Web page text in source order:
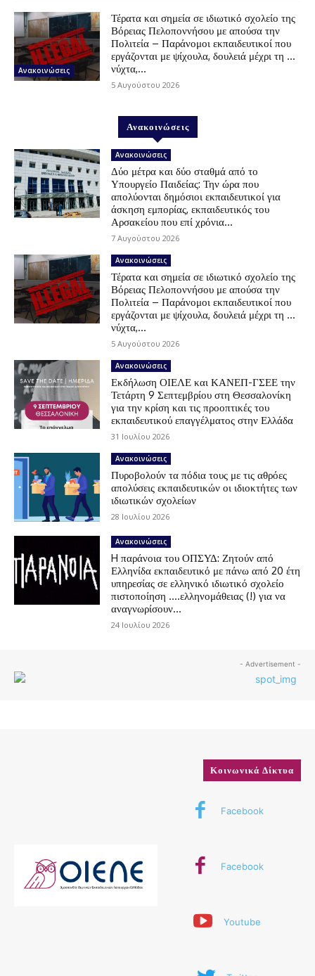
Ανακοινώσεις
Τέρατα και σημεία σε ιδιωτικό σχολείο της
Βόρειας Πελοποννήσου με απούσα την
Πολιτεία – Παράνομοι εκπαιδευτικοί που
εργάζονται με ψίχουλα, δουλειά μέχρι τη …
νύχτα,...
5 Αυγούστου 2026
Ανακοινώσεις
Ανακοινώσεις
Δύο μέτρα και δύο σταθμά από το
Υπουργείο Παιδείας: Την ώρα που
απολύονται δημόσιοι εκπαιδευτικοί για
άσκηση εμπορίας, εκπαιδευτικός του
Αρσακείου που επί χρόνια...
7 Αυγούστου 2026
Ανακοινώσεις
Τέρατα και σημεία σε ιδιωτικό σχολείο της
Βόρειας Πελοποννήσου με απούσα την
Πολιτεία – Παράνομοι εκπαιδευτικοί που
εργάζονται με ψίχουλα, δουλειά μέχρι τη …
νύχτα,...
5 Αυγούστου 2026
Ανακοινώσεις
Εκδήλωση ΟΙΕΛΕ και ΚΑΝΕΠ-ΓΣΕΕ την
Τετάρτη 9 Σεπτεμβρίου στη Θεσσαλονίκη
για την κρίση και τις προοπτικές του
εκπαιδευτικού επαγγέλματος στην Ελλάδα
31 Ιουλίου 2026
Ανακοινώσεις
Πυροβολούν τα πόδια τους με τις αθρόες
απολύσεις εκπαιδευτικών οι ιδιοκτήτες των
ιδιωτικών σχολείων
28 Ιουλίου 2026
Ανακοινώσεις
H παράνοια του ΟΠΣΥΔ: Ζητούν από
Ελληνίδα εκπαιδευτικό με πάνω από 20 έτη
υπηρεσίας σε ελληνικό ιδιωτικό σχολείο
πιστοποίηση ….ελληνομάθειας (!) για να
αναγνωρίσουν...
24 Ιουλίου 2026
- Advertisement -
Κοινωνικά Δίκτυα
Facebook
Facebook
Youtube